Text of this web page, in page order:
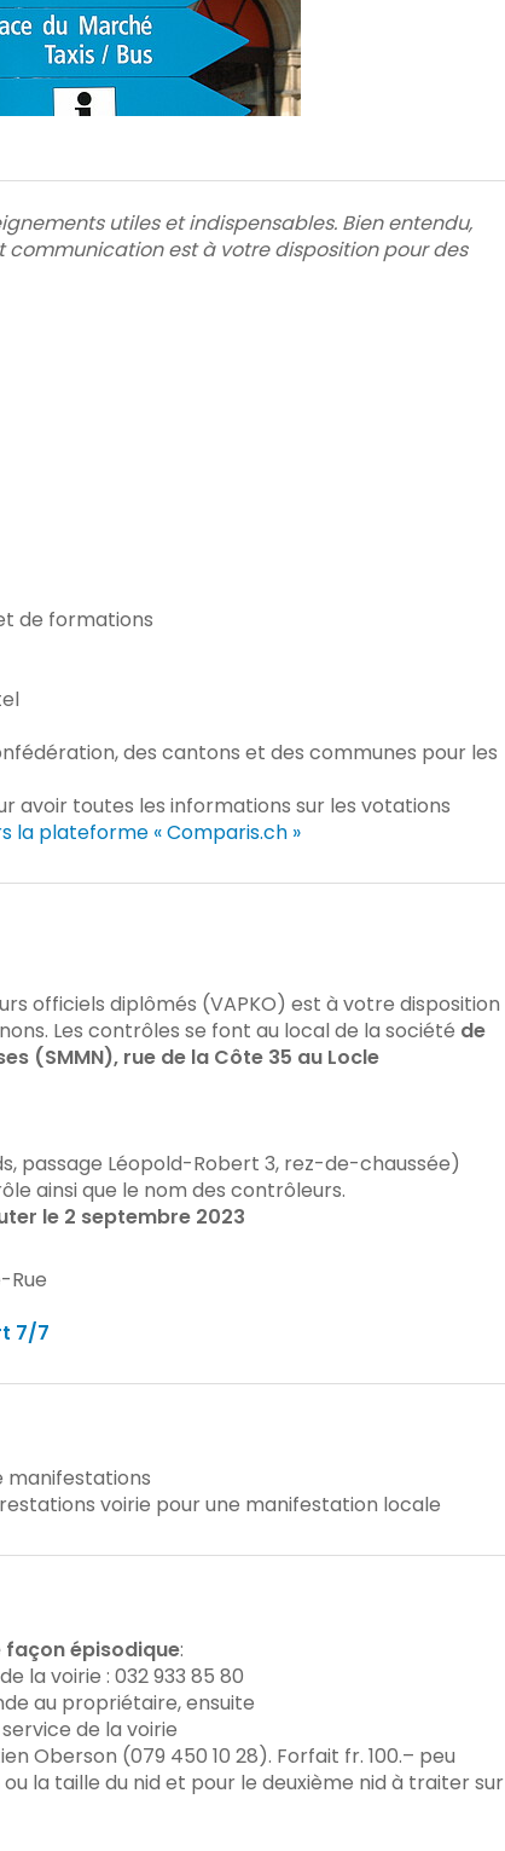
pour fermer
utiles et indispensables. Bien entendu,
communication est à votre disposition pour des
de formations
des cantons et des communes pour les
avoir toutes les informations sur les votations
la plateforme « Comparis.ch »
officiels diplômés (VAPKO) est à votre disposition
Les contrôles se font au local de la société de
(SMMN), rue de la Côte 35 au Locle
passage Léopold-Robert 3, rez-de-chaussée)
ainsi que le nom des contrôleurs.
le 2 septembre 2023
Rue
7/7
manifestations
voirie pour une manifestation locale
façon épisodique:
la voirie : 032 933 85 80
au propriétaire, ensuite
de la voirie
Oberson (079 450 10 28). Forfait fr. 100.– peu
la taille du nid et pour le deuxième nid à traiter sur